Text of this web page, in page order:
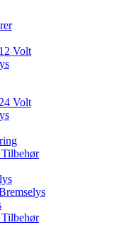
12 Volt
24 Volt